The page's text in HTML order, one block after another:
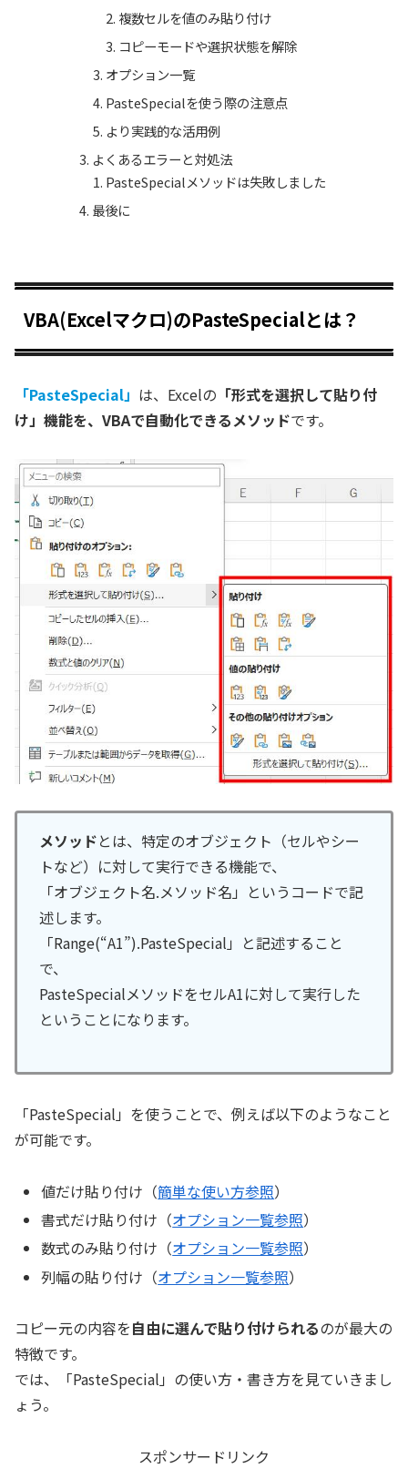
複数セルを値のみ貼り付け
コピーモードや選択状態を解除
オプション一覧
PasteSpecialを使う際の注意点
より実践的な活用例
よくあるエラーと対処法
PasteSpecialメソッドは失敗しました
最後に
VBA(Excelマクロ)のPasteSpecialとは？
「PasteSpecial」 は、Excelの 「形式を選択して貼り付
け」機能を、VBAで自動化できるメソッドです。
メソッドとは、特定のオブジェクト（セルやシー
トなど）に対して実行できる機能で、
「オブジェクト名.メソッド名」というコードで記
述します。
「Range(“A1”).PasteSpecial」と記述すること
で、
PasteSpecialメソッドをセルA1に対して実行した
ということになります。
「PasteSpecial」を使うことで、例えば以下のようなこと
が可能です。
値だけ貼り付け（簡単な使い方参照）
書式だけ貼り付け（オプション一覧参照）
数式のみ貼り付け（オプション一覧参照）
列幅の貼り付け（オプション一覧参照）
コピー元の内容を自由に選んで貼り付けられるのが最大の
特徴です。
では、「PasteSpecial」の使い方・書き方を見ていきまし
ょう。
スポンサードリンク